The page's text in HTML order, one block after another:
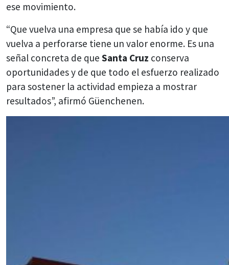
ese movimiento.
“Que vuelva una empresa que se había ido y que
vuelva a perforarse tiene un valor enorme. Es una
señal concreta de que Santa Cruz conserva
oportunidades y de que todo el esfuerzo realizado
para sostener la actividad empieza a mostrar
resultados”, afirmó Güenchenen.